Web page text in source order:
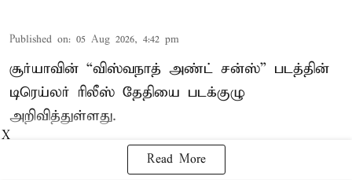
Published on: 05 Aug 2026, 4:42 pm
சூர்யாவின் “விஸ்வநாத் அண்ட் சன்ஸ்” படத்தின்
டிரெய்லர் ரிலீஸ் தேதியை படக்குழு
அறிவித்துள்ளது.
Read More
X